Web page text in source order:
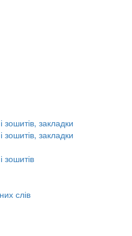
зошитів, закладки
зошитів, закладки
зошитів
слів